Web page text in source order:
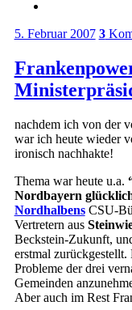
5. Februar 2007 3
nachdem ich von der
war ich heute wieder
ironisch nachhakte!
Thema war heute u.a.
Nordbayern
NordhalbensCSU-
Vertretern aus
Beckstein-Zukunft,
erstmal
Probleme der drei
Gemeinden
Aber auch im Rest